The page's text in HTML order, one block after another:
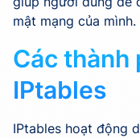
mật mạng của mình.
Các thành
IPtables
IPtables hoạt động